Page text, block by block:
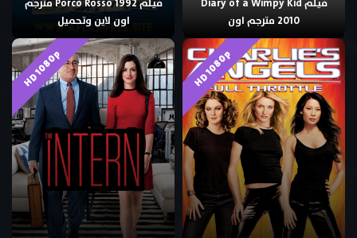
فيلم Diary of a Wimpy Kid
2010 مترجم اون
فيلم Porco Rosso 1992 مترجم
اون لاين وتحميل
HD 1080p
HD 1080p